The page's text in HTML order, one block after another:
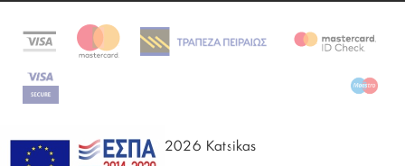
© 2026 Katsikas